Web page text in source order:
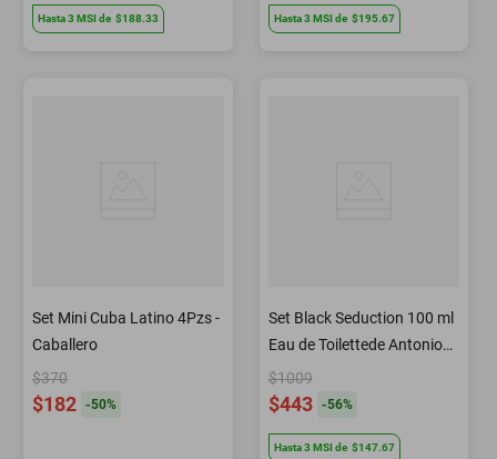
Hasta3 MSIde $188.33 Hasta3 MSIde $195.67
Set Mini Cuba Latino 4Pzs -
Caballero
$370
$182 -50%
Set Black Seduction 100 ml
Eau de Toilettede Antonio
Banderas
$1009
$443 -56%
Hasta3 MSIde $147.67